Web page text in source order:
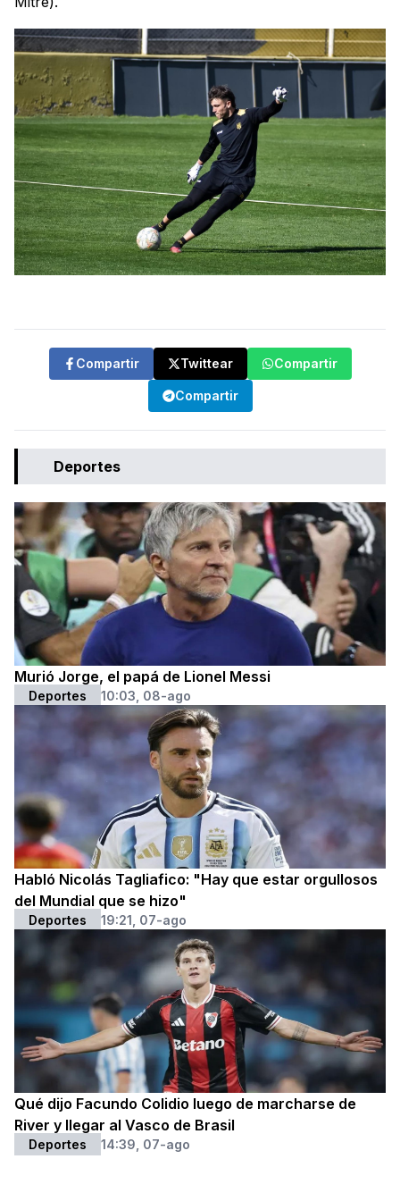
Compartir Twittear Compartir
Compartir
Deportes
Murió Jorge, el papá de Lionel Messi
Deportes 10:03, 08-ago
Habló Nicolás Tagliafico: "Hay que estar orgullosos
del Mundial que se hizo"
Deportes 19:21, 07-ago
Qué dijo Facundo Colidio luego de marcharse de
River y llegar al Vasco de Brasil
Deportes 14:39, 07-ago